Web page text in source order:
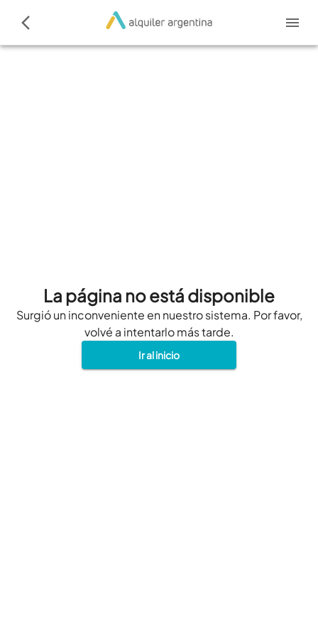
La página no está disponible
Surgió un inconveniente en nuestro sistema. Por favor,
volvé a intentarlo más tarde.
Ir al inicio